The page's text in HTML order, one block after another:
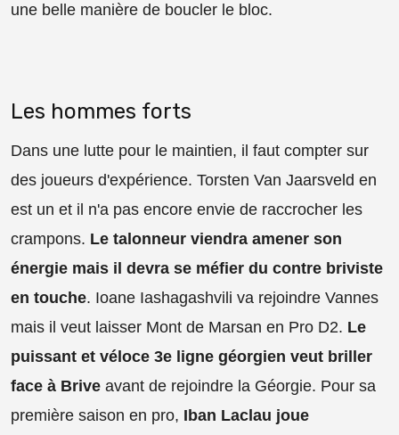
une belle manière de boucler le bloc.
Les hommes forts
Dans une lutte pour le maintien, il faut compter sur
des joueurs d'expérience. Torsten Van Jaarsveld en
est un et il n'a pas encore envie de raccrocher les
crampons. Le talonneur viendra amener son
énergie mais il devra se méfier du contre briviste
en touche. Ioane Iashagashvili va rejoindre Vannes
mais il veut laisser Mont de Marsan en Pro D2. Le
puissant et véloce 3e ligne géorgien veut briller
face à Brive avant de rejoindre la Géorgie. Pour sa
première saison en pro, Iban Laclau joue